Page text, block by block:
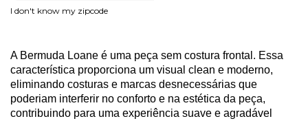
I don't know my zipcode
A Bermuda Loane é uma peça sem costura frontal. Essa
característica proporciona um visual clean e moderno,
eliminando costuras e marcas desnecessárias que
poderiam interferir no conforto e na estética da peça,
contribuindo para uma experiência suave e agradável